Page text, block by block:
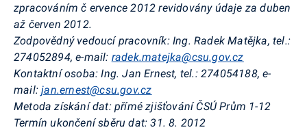
zpracováním č ervence 2012 revidovány údaje za duben
až červen 2012.
Zodpovědný vedoucí pracovník: Ing. Radek Matějka, tel.:
274052894, e-mail: radek.matejka@csu.gov.cz
Kontaktní osoba: Ing. Jan Ernest, tel.: 274054188, e-
mail:jan.ernest@csu.gov.cz
Metoda získání dat: přímé zjišťování ČSÚ Prům 1-12
Termín ukončení sběru dat: 31. 8. 2012